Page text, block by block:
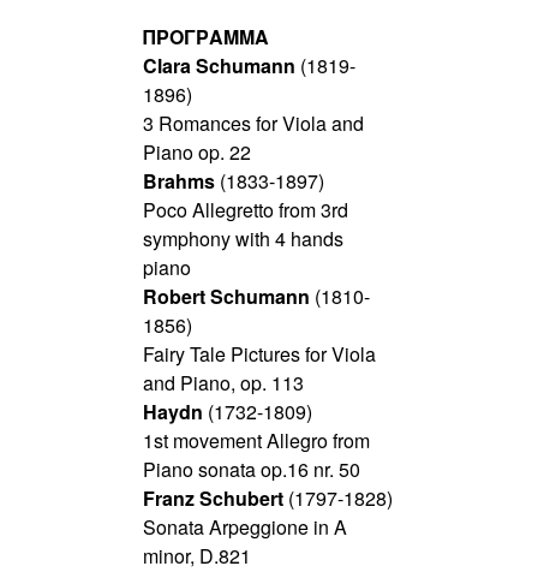
ΠΡΟΓΡΑΜΜΑ
Clara Schumann (1819-
1896)
3 Romances for Viola and
Piano op. 22
Brahms (1833-1897)
Poco Allegretto from 3rd
symphony with 4 hands
piano
Robert Schumann (1810-
1856)
Fairy Tale Pictures for Viola
and Piano, op. 113
Haydn (1732-1809)
1st movement Allegro from
Piano sonata op.16 nr. 50
Franz Schubert (1797-1828)
Sonata Arpeggione in A
minor, D.821